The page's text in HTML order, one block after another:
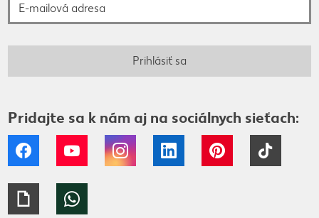
Prihlásiť sa
Pridajte sa k nám aj na sociálnych sieťach:
Facebook YouTube Instagram LinkedIn Pinterest
Giphy